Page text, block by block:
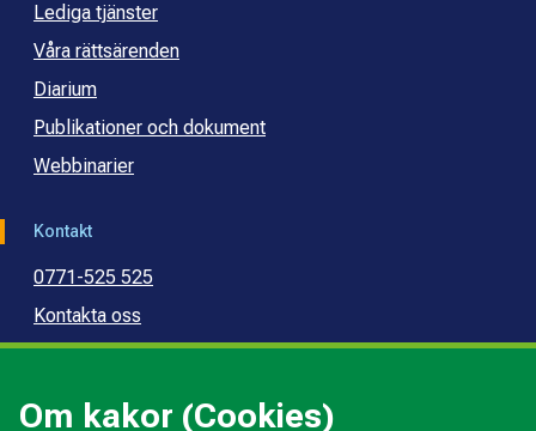
Om kakor (Cookies)
Lediga tjänster
Våra rättsärenden
Diarium
Publikationer och dokument
Webbinarier
Kontakt
0771-525 525
Kontakta oss
Press